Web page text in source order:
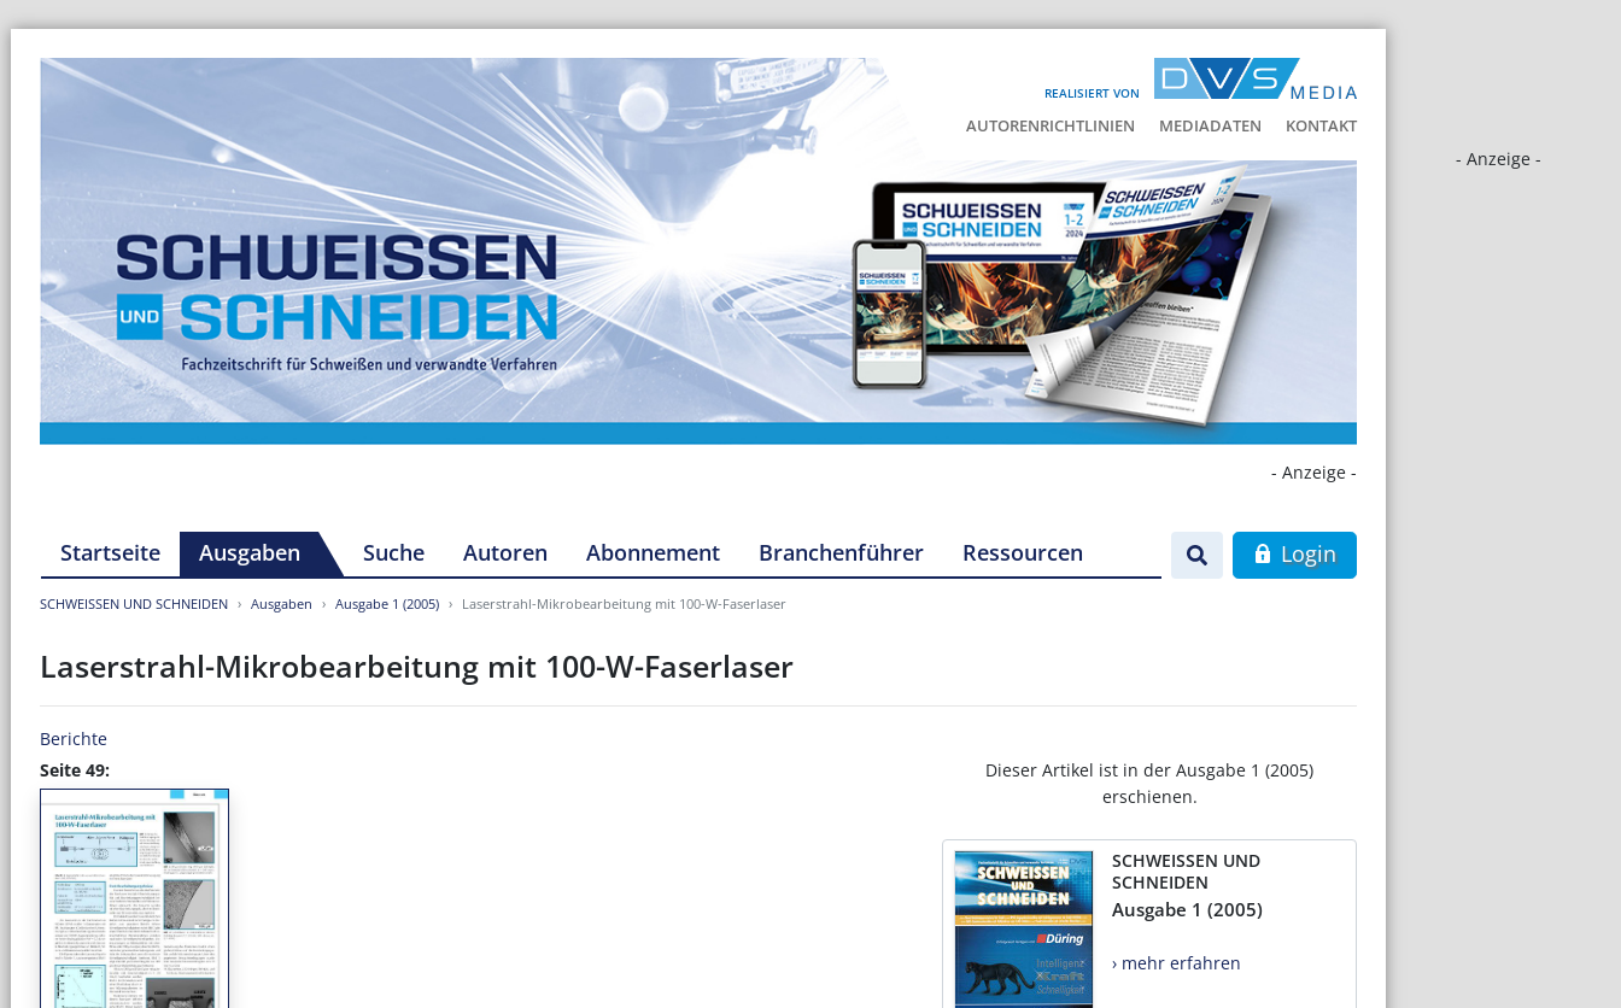
REALISIERT VON
AUTORENRICHTLINIEN MEDIADATEN KONTAKT
- Anzeige -
- Anzeige -
Startseite Ausgaben Suche Autoren Abonnement Branchenführer Ressourcen Login
SCHWEISSEN UND SCHNEIDEN Ausgaben Ausgabe 1 (2005) Laserstrahl-Mikrobearbeitung mit 100-W-Faserlaser
Laserstrahl-Mikrobearbeitung mit 100-W-Faserlaser
Berichte
Seite 49:
Dieser Artikel ist in der Ausgabe 1 (2005)
erschienen.
SCHWEISSEN UND
SCHNEIDEN
Ausgabe 1 (2005)
› mehr erfahren